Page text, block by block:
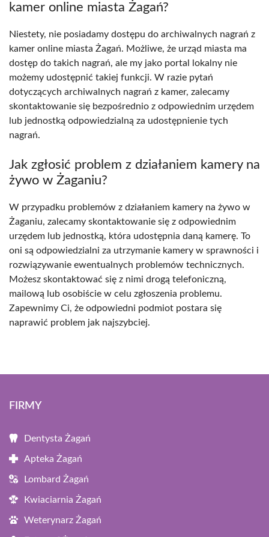
kamer online miasta Żagań?
Niestety, nie posiadamy dostępu do archiwalnych nagrań z
kamer online miasta Żagań. Możliwe, że urząd miasta ma
dostęp do takich nagrań, ale my jako portal lokalny nie
możemy udostępnić takiej funkcji. W razie pytań
dotyczących archiwalnych nagrań z kamer, zalecamy
skontaktowanie się bezpośrednio z odpowiednim urzędem
lub jednostką odpowiedzialną za udostępnienie tych
nagrań.
Jak zgłosić problem z działaniem kamery na
żywo w Żaganiu?
W przypadku problemów z działaniem kamery na żywo w
Żaganiu, zalecamy skontaktowanie się z odpowiednim
urzędem lub jednostką, która udostępnia daną kamerę. To
oni są odpowiedzialni za utrzymanie kamery w sprawności i
rozwiązywanie ewentualnych problemów technicznych.
Możesz skontaktować się z nimi drogą telefoniczną,
mailową lub osobiście w celu zgłoszenia problemu.
Zapewnimy Ci, że odpowiedni podmiot postara się
naprawić problem jak najszybciej.
FIRMY
Dentysta Żagań
Apteka Żagań
Lombard Żagań
Kwiaciarnia Żagań
Weterynarz Żagań